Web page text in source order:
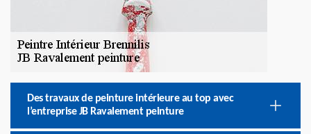
Des travaux de peinture intérieure au top avec
l’entreprise JB Ravalement peinture